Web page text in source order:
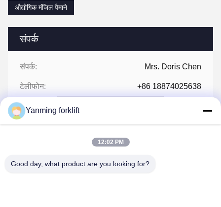
संपर्क
संपर्क: Mrs. Doris Chen
टेलीफोन: +86 18874025638
अब बात करें
औद्योगिक मंजिल पैमाने
Yanming forklift
12:02 PM
Good day, what product are you looking for?